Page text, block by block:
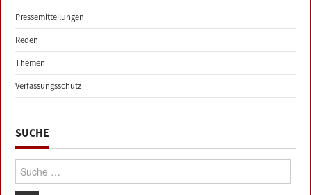
Pressemitteilungen
Reden
Themen
Verfassungsschutz
SUCHE
Suche: